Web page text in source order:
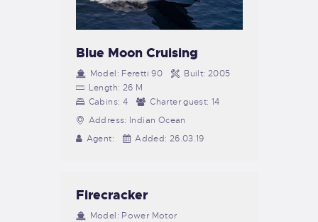
Blue Moon Cruising
Model: Feretti 90 Built: 2005
Length: 26 M
Cabins: 4 Charter guest: 14
Address: Indian Ocean
Agent:
Added: 26.03.19
Firecracker
Model: Power Motor